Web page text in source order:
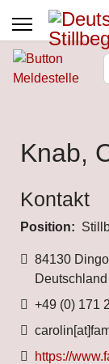
Knab,
Kontakt
Position:
Adresse
84130
Deutschland
Telefon
+49 (0) 171
Fax
Website
https://